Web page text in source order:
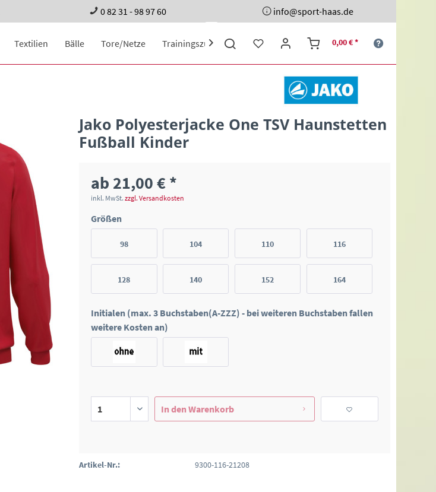
0 82 31 - 98 97 60 info@sport-haas.de
Textilien Bälle Tore/Netze Trainingszubehör Ehrenpreise Sporttaschen
 0,00 € *
Jako Polyesterjacke One TSV Haunstetten
Fußball Kinder
ab 21,00 € *
inkl. MwSt.zzgl. Versandkosten
Größen
98 104 110 116
128 140 152 164
Initialen (max. 3 Buchstaben(A-ZZZ) - bei weiteren Buchstaben fallen
weitere Kosten an)
In den Warenkorb
Artikel-Nr.: 9300-116-21208